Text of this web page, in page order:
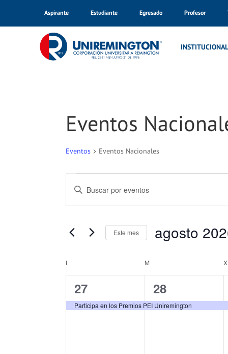
Aspirante Estudiante Egresado Profesor
INSTITUCIONAL
Eventos
Eventos Eventos Nacionales
Eventos
Navegación
de
búsqueda
vistas
de
Introduce
clave.
Eventos
para
palabra
Este mes agosto
Calendario
de
Eventos
L M X
1
evento,
27
Participa en los Premios PEI Uniremington
1
evento,
28